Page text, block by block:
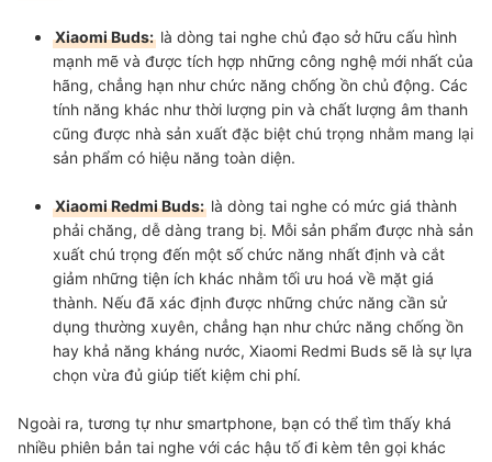
Xiaomi Buds: là dòng tai nghe chủ đạo sở hữu cấu hình
mạnh mẽ và được tích hợp những công nghệ mới nhất của
hãng, chẳng hạn như chức năng chống ồn chủ động. Các
tính năng khác như thời lượng pin và chất lượng âm thanh
cũng được nhà sản xuất đặc biệt chú trọng nhằm mang lại
sản phẩm có hiệu năng toàn diện.
Xiaomi Redmi Buds: là dòng tai nghe có mức giá thành
phải chăng, dễ dàng trang bị. Mỗi sản phẩm được nhà sản
xuất chú trọng đến một số chức năng nhất định và cắt
giảm những tiện ích khác nhằm tối ưu hoá về mặt giá
thành. Nếu đã xác định được những chức năng cần sử
dụng thường xuyên, chẳng hạn như chức năng chống ồn
hay khả năng kháng nước, Xiaomi Redmi Buds sẽ là sự lựa
chọn vừa đủ giúp tiết kiệm chi phí.
Ngoài ra, tương tự như smartphone, bạn có thể tìm thấy khá
nhiều phiên bản tai nghe với các hậu tố đi kèm tên gọi khác